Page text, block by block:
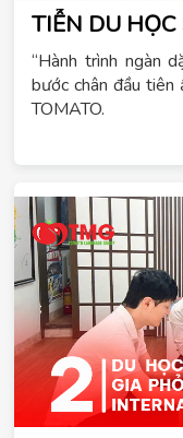
TIỄN DU
“Hành trình ngàn
bước chân đầu tiên
TOMATO.